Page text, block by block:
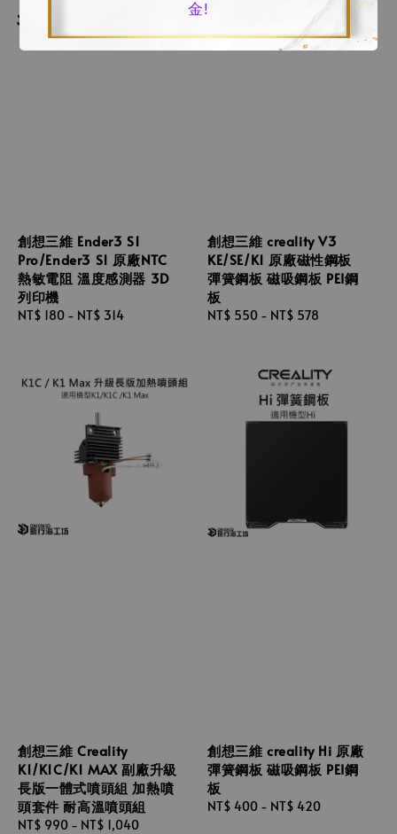
金!
創想三維 Ender3 S1
Pro/Ender3 S1 原廠NTC
熱敏電阻 溫度感測器 3D
列印機
Regular
NT$ 180 - NT$ 314
創想三維 creality V3
KE/SE/K1 原廠磁性鋼板
彈簧鋼板 磁吸鋼板 PEI鋼
板
Regular
NT$ 550 - NT$ 578
創想三維 Creality
K1/K1C/K1 MAX 副廠升級
長版一體式噴頭組 加熱噴
頭套件 耐高溫噴頭組
Regular
NT$ 990 - NT$ 1,040
創想三維 creality Hi 原廠
彈簧鋼板 磁吸鋼板 PEI鋼
板
Regular
NT$ 400 - NT$ 420